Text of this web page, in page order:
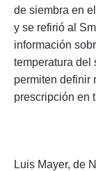
de siembra en
y se refirió al
información
temperatura del
permiten definir
prescripción en
Luis Mayer, de